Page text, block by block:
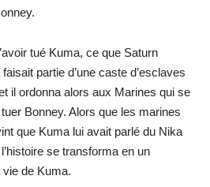
tué Kuma, ce que Saturn
partie d’une caste d’esclaves
il ordonna alors aux Marines qui se
Bonney. Alors que les marines
que Kuma lui avait parlé du Nika
se transforma en un
de Kuma.